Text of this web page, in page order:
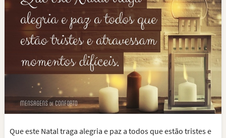
TODAS AS CATEGORIAS
Que este Natal traga alegria e paz a todos que estão tristes e